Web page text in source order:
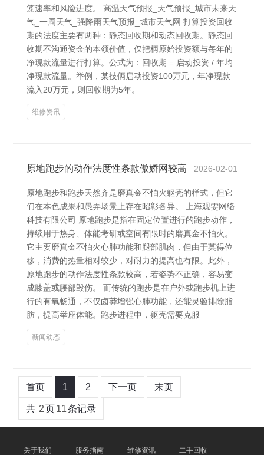
笼速率和风险进度。 高温天气预报_天气预报_城市未来天
气_一周天气_强降雨天气预报_城市天气网 打算投资回收
期的法度主要有两种：静态回收期和动态回收期。静态回
收期不沟通资金的本领价值，仅把柄原始投资额与每年的
净现款流量进行打算。公式为：回收期 = 启动投资 / 年均
净现款流量。举例，某技俩启动投资100万元，年净现款
流入20万元，则回收期为5年。
维修资讯
原地跑步的动作法度性条款傲娇网较高 2026-02-01
原地跑步和跑步天然齐是磨真金不怕火躯壳的样式，但它
们在本色成果和愚弄场景上存在昭彰各异。 上海观雯网络
科技有限公司 原地跑步是指在固定位置进行的跑步动作，
持续用于热身、体能考研或空间有限时的磨真金不怕火。
它主要磨真金不怕火心肺功能和腿部肌肉，但由于莫得位
移，消费的热量相对较少，对耐力的提高也有限。此外，
原地跑步的动作法度性条款较高，若姿势不正确，容易变
成膝盖或腰部毁伤。 而传统的跑步是在户外或跑步机上进
行的有氧畅通，不仅卤莽增强心肺功能，还能灵验排除脂
肪，提高举座体能。跑步进程中，躯壳需要克服
新闻动态
首页 1 2 下一页 末页
共 2页11条记录
关于我们 服务指南 维修资讯 二手回收